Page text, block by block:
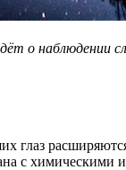
о наблюдении
глаз
с химическими